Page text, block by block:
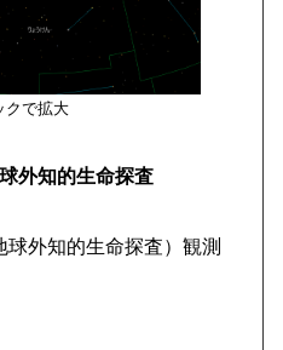
クで拡大
外知的生命探査
外知的生命探査）観測